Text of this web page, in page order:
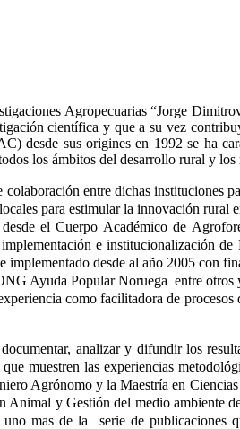
Agropecuarias “Jorge
científica y que a su vez
desde sus origines en 1992 se ha
los ámbitos del desarrollo rural y los
entre dichas instituciones
para estimular la innovación
el Cuerpo Académico de
e institucionalización
implementado desde al año 2005 con
Ayuda Popular Noruega entre
como facilitadora de
analizar y difundir los
muestren las experiencias
Agrónomo y la Maestría en
Animal y Gestión del medio ambiente
mas de la serie de publicaciones